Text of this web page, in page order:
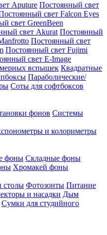
Aputure Постоянный свет
свет Falcon Eyes
свет GreenBeen
свет Akurat Постоянный
Постоянный свет
Постоянный свет Fujimi
свет E-Image
вспышек Квадратные
Параболические/
Соты для софтбоксов
фонов Системы
и колориметры
фоны Складные фоны
Хромакей фоны
столы Фотозонты Питание
и насадки Дым
Сумки для студийного